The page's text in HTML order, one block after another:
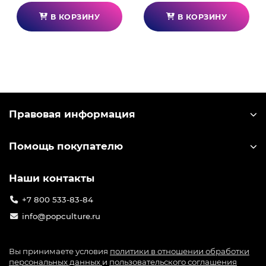
В КОРЗИНУ В КОРЗИНУ
Правовая информация
Помощь покупателю
Наши контакты
+7 800 533-83-84
info@popculture.ru
Вы принимаете условия политики в отношении обработки
персональных данных и пользовательского соглашения